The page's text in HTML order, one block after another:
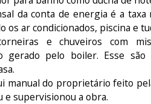
da conta de energia é a
os ar condicionados, piscina e
e chuveiros com
gerado pelo boiler. Esse
manual do proprietário feito
e supervisionou a obra.